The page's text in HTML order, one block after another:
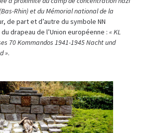
Rhin) et du Mémorial national de la
de part et d’autre du symbole NN
drapeau de l’Union européenne : « KL
70 Kommandos 1941-1945 Nacht und
».